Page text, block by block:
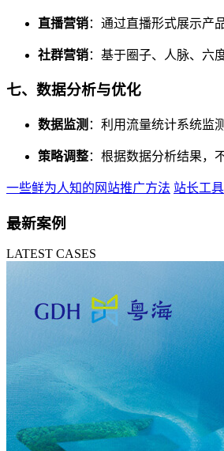
直播营销：通过直播形式展示产
社群营销：基于圈子、人脉、六
七、数据分析与优化
数据监测 ：利用流量统计系统监
策略调整：根据数据分析结果，
一些鲜为人知的网站推广方法 站长工
最新案例
LATEST CASES